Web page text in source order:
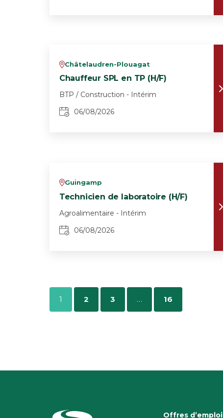
vChâtelaudren-Plouagat
Chauffeur SPL en TP (H/F)
BTP / Construction - Intérim
06/08/2026
vGuingamp
Technicien de laboratoire (H/F)
Agroalimentaire - Intérim
06/08/2026
1 2 3 … 16
Offres d’emploi